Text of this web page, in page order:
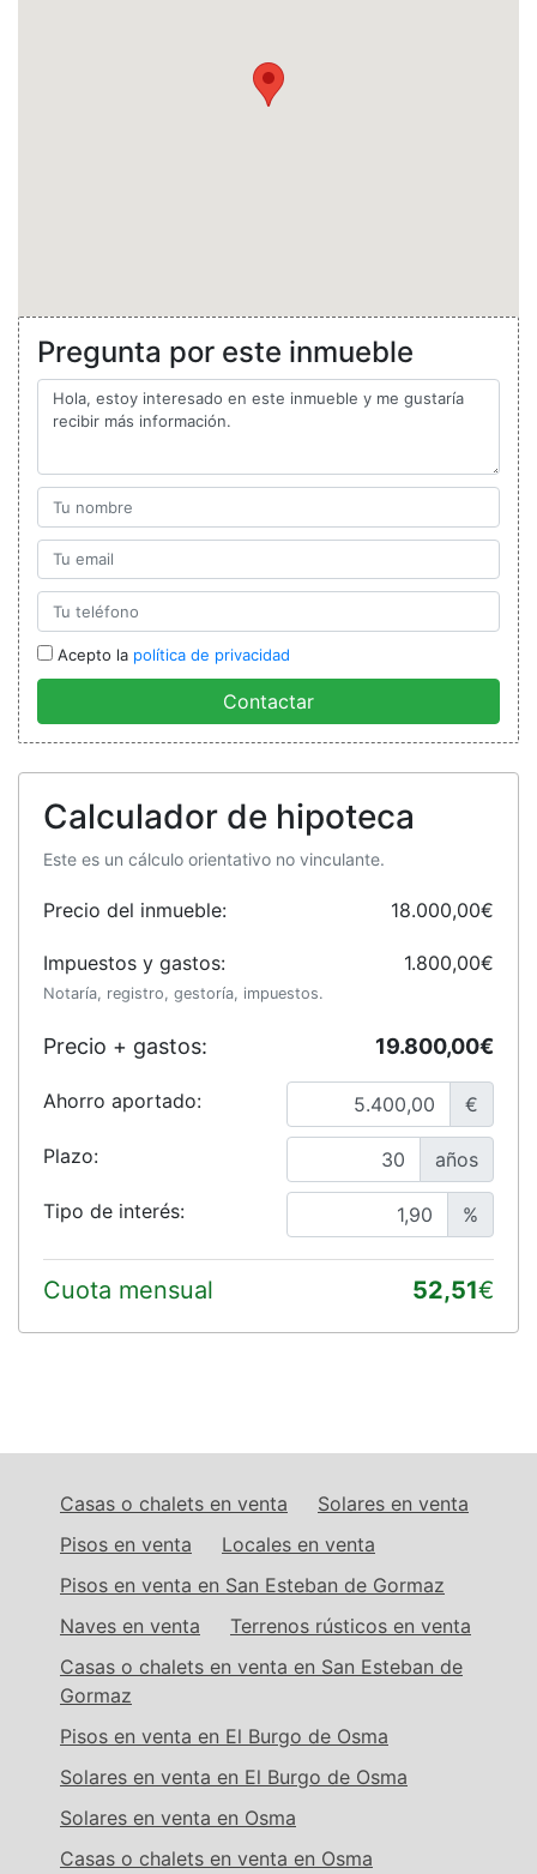
Pregunta por este inmueble
Acepto la política de privacidad
Contactar
Calculador de hipoteca
Este es un cálculo orientativo no vinculante.
Precio del inmueble: 18.000,00€
Impuestos y gastos:
Notaría, registro, gestoría, impuestos.
1.800,00€
Precio + gastos: 19.800,00€
Ahorro aportado: €
Plazo: años
Tipo de interés: %
Cuota mensual 52,51€
Casas o chalets en venta
Solares en venta
Pisos en venta
Locales en venta
Pisos en venta en San Esteban de Gormaz
Naves en venta
Terrenos rústicos en venta
Casas o chalets en venta en San Esteban de
Gormaz
Pisos en venta en El Burgo de Osma
Solares en venta en El Burgo de Osma
Solares en venta en Osma
Casas o chalets en venta en Osma